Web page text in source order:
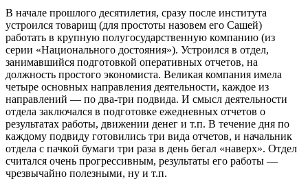
В начале прошлого десятилетия, сразу после института
устроился товарищ (для простоты назовем его Сашей)
работать в крупную полугосударственную компанию (из
серии «Национального достояния»). Устроился в отдел,
занимавшийся подготовкой оперативных отчетов, на
должность простого экономиста. Великая компания имела
четыре основных направления деятельности, каждое из
направлений — по два-три подвида. И смысл деятельности
отдела заключался в подготовке ежедневных отчетов о
результатах работы, движении денег и т.п. В течение дня по
каждому подвиду готовились три вида отчетов, и начальник
отдела с пачкой бумаги три раза в день бегал «наверх». Отдел
считался очень прогрессивным, результаты его работы —
чрезвычайно полезными, ну и т.п.